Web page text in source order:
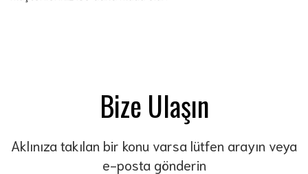
Bize Ulaşın
Aklınıza takılan bir konu varsa lütfen arayın veya
e-posta gönderin